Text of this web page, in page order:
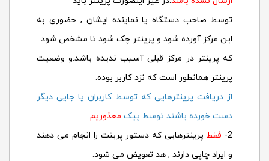
توسط صاحب دستگاه یا نماینده ایشان , حضوری به
این مرکز آورده شود و پرینتر چک شود تا مشخص شود
که پرینتر در مرکز قبلی آسیب ندیده باشد.و وضعیت
پرینتر همانطور است که نزد کاربر بوده.
از دریافت پرینترهایی که توسط کاربران یا جایی دیگر
دست خورده باشند توسط پیک معذوریم.
2- فقط پرینترهایی که دستور پرینت را انجام می دهند
و ایراد چاپی دارند , هد تعویض می شود.